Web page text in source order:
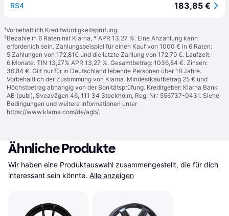
RS4 183,85 €
¹Vorbehaltlich Kreditwürdigkeitsprüfung.
²Bezahle in 6 Raten mit Klarna, * APR 13,27 %. Eine Anzahlung kann
erforderlich sein. Zahlungsbeispiel für einen Kauf von 1000 € in 6 Raten:
5 Zahlungen von 172,81€ und die letzte Zahlung von 172,79 €. Laufzeit:
6 Monate. TIN 13,27% APR 13,27 %. Gesamtbetrag: 1036,84 €. Zinsen:
36,84 €. Gilt nur für in Deutschland lebende Personen über 18 Jahre.
Vorbehaltlich der Zustimmung von Klarna. Mindestkaufbetrag 25 € und
Höchstbetrag abhängig von der Bonitätsprüfung. Kreditgeber: Klarna Bank
AB (publ), Sveavägen 46, 111 34 Stockholm, Reg. Nr.: 556737-0431. Siehe
Bedingungen und weitere Informationen unter
https://www.klarna.com/de/agb/.
Ähnliche Produkte
Wir haben eine Produktauswahl zusammengestellt, die für dich
interessant sein könnte. Alle anzeigen